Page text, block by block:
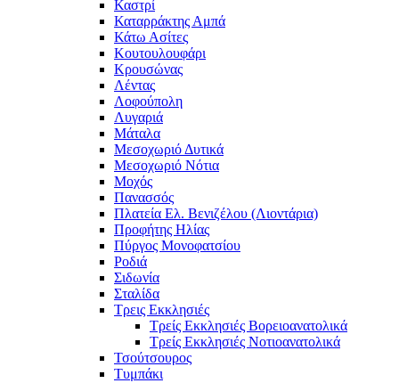
Καστρί
Καταρράκτης Αμπά
Κάτω Ασίτες
Κουτουλουφάρι
Κρουσώνας
Λέντας
Λοφούπολη
Λυγαριά
Μάταλα
Μεσοχωριό Δυτικά
Μεσοχωριό Νότια
Μοχός
Πανασσός
Πλατεία Ελ. Βενιζέλου (Λιοντάρια)
Προφήτης Ηλίας
Πύργος Μονοφατσίου
Ροδιά
Σιδωνία
Σταλίδα
Τρεις Εκκλησιές
Τρείς Εκκλησιές Βορειοανατολικά
Τρείς Εκκλησιές Νοτιοανατολικά
Τσούτσουρος
Τυμπάκι